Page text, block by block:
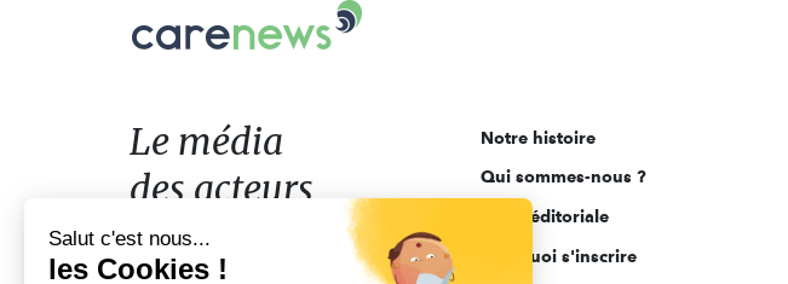
Le
acteurs
de
l'engagement
Le média
des acteurs
de l'engagement
Notre histoire
Qui sommes-nous ?
Ligne éditoriale
Pourquoi s'inscrire
Salut c'est nous...
les Cookies !